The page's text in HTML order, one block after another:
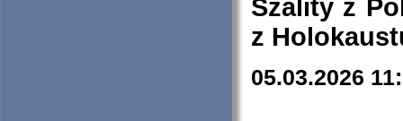
Szality z
z
05.03.2026